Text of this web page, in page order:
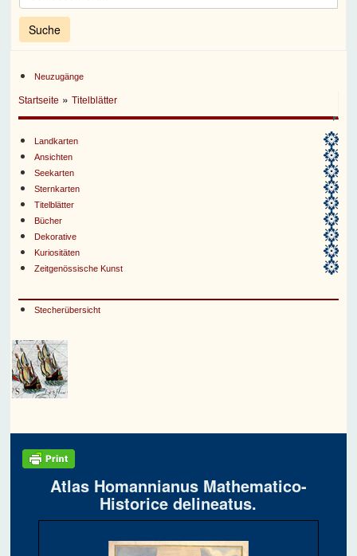
Neuzugänge
Startseite »Titelblätter
Landkarten
Ansichten
Seekarten
Sternkarten
Titelblätter
Bücher
Dekorative
Kuriositäten
Zeitgenössische Kunst
Stecherübersicht
Atlas Homannianus Mathematico-
Historice delineatus.